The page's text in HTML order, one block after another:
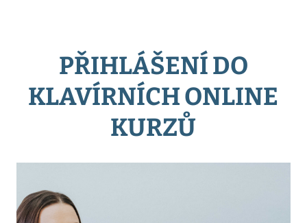
PŘIHLÁŠENÍ DO
KLAVÍRNÍCH ONLINE
KURZŮ